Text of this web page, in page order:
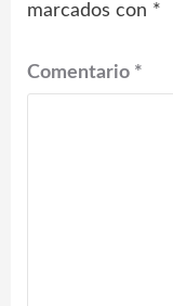
marcados con *
Comentario *